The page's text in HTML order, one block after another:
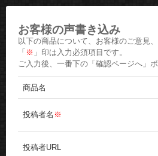
お客様の声書き込み
以下の商品について、お客様のご意見
「 ※ 」印は入力必須項目です。
ご入力後、一番下の「確認ページへ」
商品名
投稿者名 ※
投稿者URL